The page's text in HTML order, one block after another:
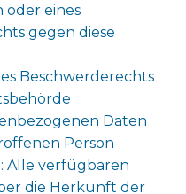
oder eines
gegen diese
Beschwerderechts
Daten
Person
Alle verfügbaren
die Herkunft der